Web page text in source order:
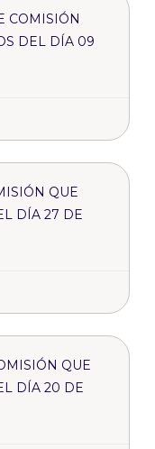
COMISIÓN
DEL DÍA 09
QUE
DÍA 27 DE
QUE
DÍA 20 DE